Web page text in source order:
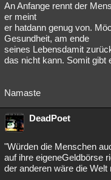
An Anfange rennt der
er meint
er hatdann genug von.
Gesundheit, am ende
seines Lebensdamit
das nicht kann. Somit gibt
Namaste
DeadPoet
"Würden die Menschen
auf ihre eigeneGeldbörse
der anderen wäre die